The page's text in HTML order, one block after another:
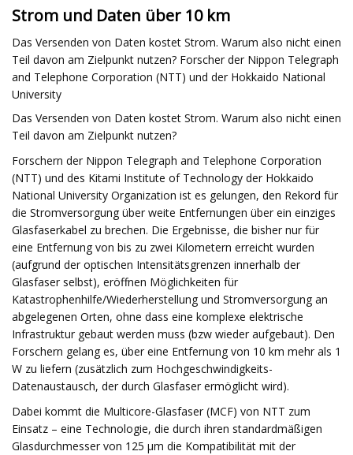
Strom und Daten über 10 km
Das Versenden von Daten kostet Strom. Warum also nicht einen
Teil davon am Zielpunkt nutzen? Forscher der Nippon Telegraph
and Telephone Corporation (NTT) und der Hokkaido National
University
Das Versenden von Daten kostet Strom. Warum also nicht einen
Teil davon am Zielpunkt nutzen?
Forschern der Nippon Telegraph and Telephone Corporation
(NTT) und des Kitami Institute of Technology der Hokkaido
National University Organization ist es gelungen, den Rekord für
die Stromversorgung über weite Entfernungen über ein einziges
Glasfaserkabel zu brechen. Die Ergebnisse, die bisher nur für
eine Entfernung von bis zu zwei Kilometern erreicht wurden
(aufgrund der optischen Intensitätsgrenzen innerhalb der
Glasfaser selbst), eröffnen Möglichkeiten für
Katastrophenhilfe/Wiederherstellung und Stromversorgung an
abgelegenen Orten, ohne dass eine komplexe elektrische
Infrastruktur gebaut werden muss (bzw wieder aufgebaut). Den
Forschern gelang es, über eine Entfernung von 10 km mehr als 1
W zu liefern (zusätzlich zum Hochgeschwindigkeits-
Datenaustausch, der durch Glasfaser ermöglicht wird).
Dabei kommt die Multicore-Glasfaser (MCF) von NTT zum
Einsatz – eine Technologie, die durch ihren standardmäßigen
Glasdurchmesser von 125 μm die Kompatibilität mit der